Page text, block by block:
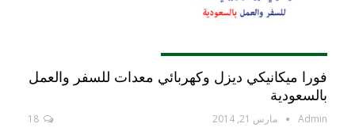
فورا ميكانيكي ديزل وكهربائي معدات للسفر والعمل
بالسعودية
Admin مارس 21, 2014